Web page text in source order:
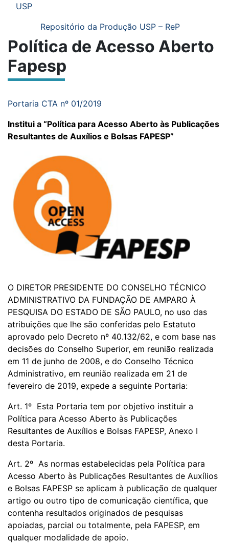
USP
Repositório da Produção USP – ReP
Política de Acesso Aberto
Fapesp
Portaria CTA nº 01/2019
Institui a “Política para Acesso Aberto às Publicações
Resultantes de Auxílios e Bolsas FAPESP”
O DIRETOR PRESIDENTE DO CONSELHO TÉCNICO
ADMINISTRATIVO DA FUNDAÇÃO DE AMPARO À
PESQUISA DO ESTADO DE SÃO PAULO, no uso das
atribuições que lhe são conferidas pelo Estatuto
aprovado pelo Decreto nº 40.132/62, e com base nas
decisões do Conselho Superior, em reunião realizada
em 11 de junho de 2008, e do Conselho Técnico
Administrativo, em reunião realizada em 21 de
fevereiro de 2019, expede a seguinte Portaria:
Art. 1º Esta Portaria tem por objetivo instituir a
Política para Acesso Aberto às Publicações
Resultantes de Auxílios e Bolsas FAPESP, Anexo I
desta Portaria.
Art. 2º As normas estabelecidas pela Política para
Acesso Aberto às Publicações Resultantes de Auxílios
e Bolsas FAPESP se aplicam à publicação de qualquer
artigo ou outro tipo de comunicação científica, que
contenha resultados originados de pesquisas
apoiadas, parcial ou totalmente, pela FAPESP, em
qualquer modalidade de apoio.